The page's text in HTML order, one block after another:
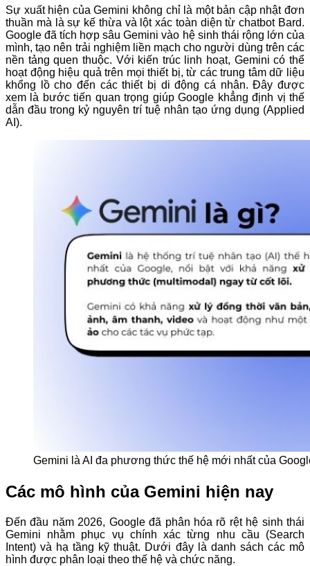
Sự xuất hiện của Gemini không chỉ là một bản cập nhật đơn
thuần mà là sự kế thừa và lột xác toàn diện từ chatbot Bard.
Google đã tích hợp sâu Gemini vào hệ sinh thái rộng lớn của
mình, tạo nên trải nghiệm liền mạch cho người dùng trên các
nền tảng quen thuộc. Với kiến trúc linh hoạt, Gemini có thể
hoạt động hiệu quả trên mọi thiết bị, từ các trung tâm dữ liệu
khổng lồ cho đến các thiết bị di động cá nhân. Đây được
xem là bước tiến quan trọng giúp Google khẳng định vị thế
dẫn đầu trong kỷ nguyên trí tuệ nhân tạo ứng dụng (Applied
AI).
Gemini là AI đa phương thức thế hệ mới nhất của
Các mô hình của Gemini hiện nay
Đến đầu năm 2026, Google đã phân hóa rõ rệt hệ sinh thái
Gemini nhằm phục vụ chính xác từng nhu cầu (Search
Intent) và hạ tầng kỹ thuật. Dưới đây là danh sách các mô
hình được phân loại theo thế hệ và chức năng.